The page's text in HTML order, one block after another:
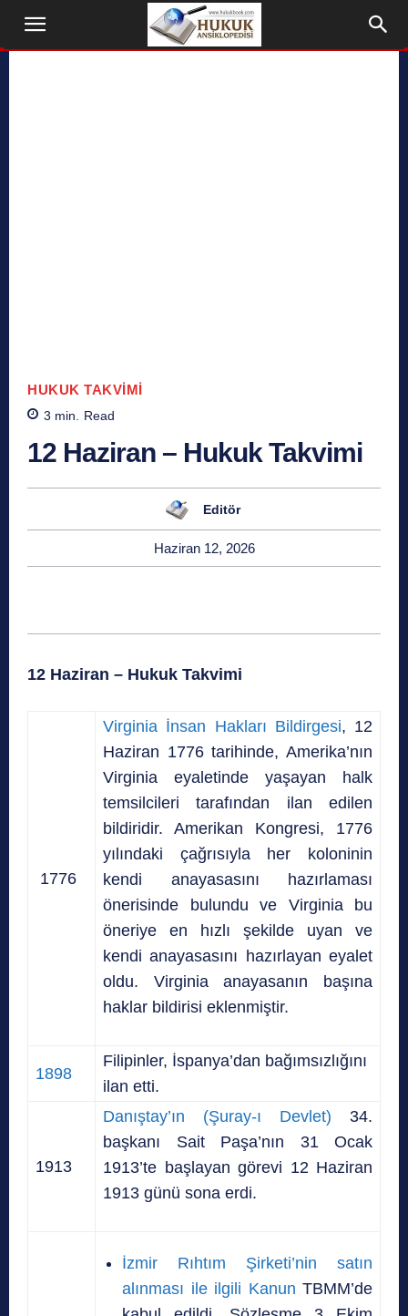
HUKUK TAKVIMI
3 min. Read
12 Haziran – Hukuk Takvimi
Editör
Haziran 12, 2026
12 Haziran – Hukuk Takvimi
1776
Virginia İnsan Hakları Bildirgesi, 12
Haziran 1776 tarihinde, Amerika’nın
Virginia eyaletinde yaşayan halk
temsilcileri tarafından ilan edilen
bildiridir. Amerikan Kongresi, 1776
yılındaki çağrısıyla her koloninin
kendi anayasasını hazırlaması
önerisinde bulundu ve Virginia bu
öneriye en hızlı şekilde uyan ve
kendi anayasasını hazırlayan eyalet
oldu. Virginia anayasanın başına
haklar bildirisi eklenmiştir.
1898
Filipinler, İspanya’dan bağımsızlığını
ilan etti.
1913
Danıştay’ın (Şuray-ı Devlet) 34.
başkanı Sait Paşa’nın 31 Ocak
1913’te başlayan görevi 12 Haziran
1913 günü sona erdi.
İzmir Rıhtım Şirketi’nin satın
alınması ile ilgili Kanun TBMM’de